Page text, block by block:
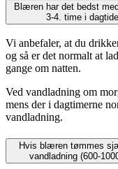
Blæren har det bedst
3-4. time i
Vi anbefaler, at du
og så er det normalt at
gange om natten.
Ved vandladning om
mens der i dagtimerne
vandladning.
Hvis blæren tømmes
vandladning (600-